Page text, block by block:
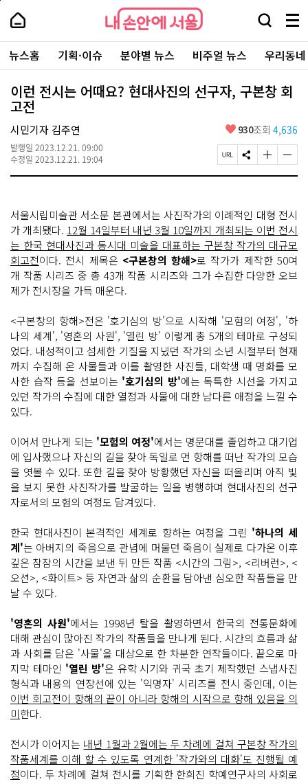
본
로
가
내
손
안
에
서
울
-
서
울
시
대
표
소
통
포
내
손
에
울
검
창
열
기
메
뉴
전
체
보
기
주
요
서
뉴스홈 기획·이슈 분야별 뉴스 비주얼 뉴스 우리동
이런 전시는 어때요? 현대사진의 선구자, 구본창 회
고전
시민기자 김주연
발행일 2023.12.21. 09:00
수정일 2023.12.21. 19:04
좋
요
930조회 4,636
페
이
R
L
복
사
S
N
하
기
글
자
크
게
변
경
하
기
글
자
작
게
변
경
하
기
서울시립미술관 서소문 본관에서는 사진작가의 이례적인 대형 전시
가 개최됐다. 12월 14일부터 내년 3월 10일까지 개최되는 이번 전시
는 한국 현대사진과 동시대 미술을 대표하는 구본창 작가의 대규모
회고전이다. 전시 제목은 <구본창의 항해>로 작가가 제작한 50여
개 작품 시리즈 중 총 43개 작품 시리즈와 그가 수집한 다양한 오브
제가 전시장을 가득 매운다.
<구본창의 항해>전은 '호기심의 방'으로 시작해 '모험의 여정', '하
나의 세계', '영혼의 사원', '열린 방' 이렇게 총 5개의 테마로 구성되
었다. 내성적이고 섬세한 기질을 지녔던 작가의 소년 시절부터 현재
까지 수집해 온 사물들과 이를 촬영한 사진들, 대학생 때 명화를 모
사한 습작 등을 선보이는 '호기심의 방'에는 독특한 시선을 가지고
있던 작가의 수집에 대한 열정과 사물에 대한 남다른 애정을 느낄 수
있다.
이어서 만나게 되는 '모험의 여정'에서는 명문대를 졸업하고 대기업
에 입사했으나 자신의 길을 찾아 독일로 먼 항해를 떠난 작가의 모습
을 엿볼 수 있다. 또한 길을 찾아 방황했던 자신을 떠올리며 아직 빛
을 보지 못한 사진작가를 발굴하는 일을 병행하며 현대사진의 선구
자로서의 모험의 여정도 담겨있다.
한국 현대사진이 본격적인 세계로 향하는 여정을 그린 '하나의 세
계'는 아버지의 죽음으로 관념에 머물던 죽음이 실제로 다가온 이후
깊은 참잠의 시간을 보낸 뒤 만든 작품 <시간의 그림>, <리버런>, <
오션>, <화이트> 등 자연과 삶의 순환을 담아낸 심오한 작품들을 만
날 수 있다.
'영혼의 사원'에서는 1998년 탈을 촬영하면서 한국의 전통문화에
대해 관심이 많아진 작가의 작품들을 만나게 된다. 시간의 흐름과 삶
과 사회를 담은 '사물'을 대상으로 한 차분한 연작들이다. 끝으로 마
지막 테마인 '열린 방'은 유학 시기와 귀국 초기 제작했던 스냅사진
형식과 내용의 연장선에 있는 '익명자' 시리즈를 전시 중인데, 이는
이번 회고전이 항해의 끝이 아니라 항해의 시작으로 향해 있음을 의
미한다.
전시가 이어지는 내년 1월과 2월에는 두 차례에 걸쳐 구본창 작가의
작품세계를 이해 할 수 있도록 연계한 '작가와의 대화'도 진행될 예
정이다. 두 차례에 걸쳐 전시를 기획한 한희진 학예연구사의 사회로
페
상
단
로